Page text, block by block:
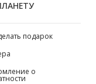
подарок
о